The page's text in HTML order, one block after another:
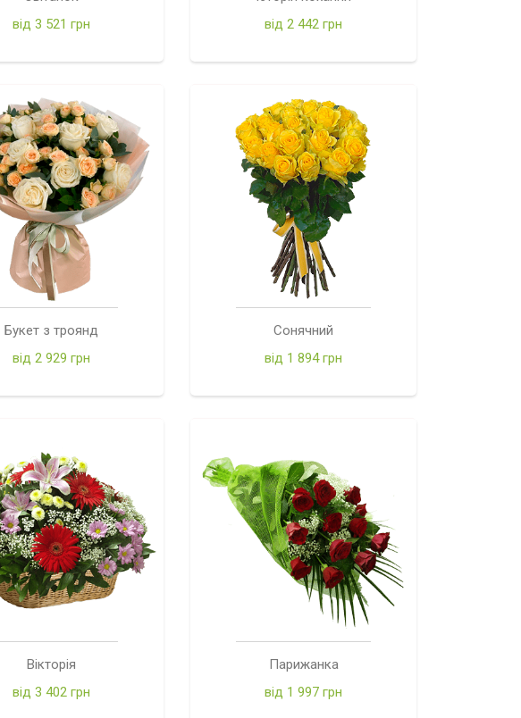
від 3 521 грн
від 2 442 грн
Букет з троянд
від 2 929 грн
Сонячний
від 1 894 грн
Вікторія
від 3 402 грн
Парижанка
від 1 997 грн